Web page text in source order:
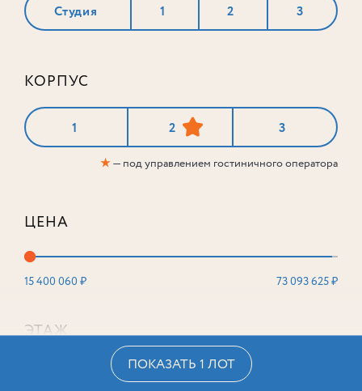
Студия 1 2 3
КОРПУС
1 2 3
★— под управлением гостиничного оператора
ЦЕНА
15 400 060 ₽ 73 093 625 ₽
ЭТАЖ
ПОКАЗАТЬ 1 ЛОТ
3-комнатный 89,2 м²
Корпус 1
из 16